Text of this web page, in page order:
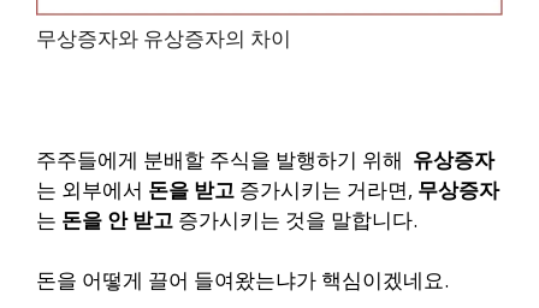
무상증자와 유상증자의 차이
주주들에게 분배할 주식을 발행하기 위해 유상증자
는 외부에서 돈을 받고 증가시키는 거라면, 무상증자
는 돈을 안 받고 증가시키는 것을 말합니다.
돈을 어떻게 끌어 들여왔는냐가 핵심이겠네요.